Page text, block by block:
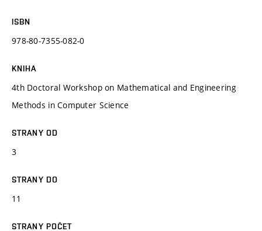
ISBN
978-80-7355-082-0
KNIHA
4th Doctoral Workshop on Mathematical and Engineering
Methods in Computer Science
STRANY OD
3
STRANY DO
11
STRANY POČET